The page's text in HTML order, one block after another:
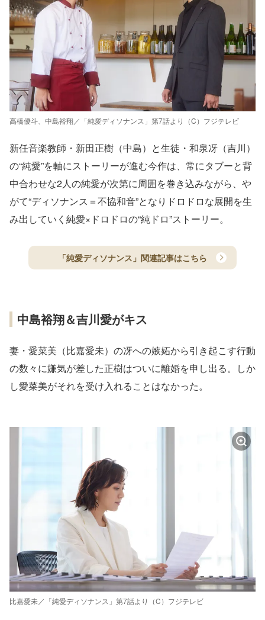
高橋優斗、中島裕翔／「純愛ディソナンス」第7話より（C）フジテレビ
新任音楽教師・新田正樹（中島）と生徒・和泉冴（吉川）
の“純愛”を軸にストーリーが進む今作は、常にタブーと背
中合わせな2人の純愛が次第に周囲を巻き込みながら、や
がて“ディソナンス＝不協和音”となりドロドロな展開を生
み出していく純愛×ドロドロの“純ドロ”ストーリー。
「純愛ディソナンス」関連記事はこちら
中島裕翔＆吉川愛がキス
妻・愛菜美（比嘉愛未）の冴への嫉妬から引き起こす行動
の数々に嫌気が差した正樹はついに離婚を申し出る。しか
し愛菜美がそれを受け入れることはなかった。
比嘉愛未／「純愛ディソナンス」第7話より（C）フジテレビ